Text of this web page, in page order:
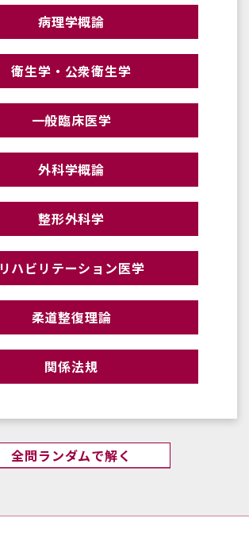
病理学概論
衛生学・公衆衛生学
一般臨床医学
外科学概論
整形外科学
リハビリテーション医学
柔道整復理論
関係法規
全問ランダムで解く